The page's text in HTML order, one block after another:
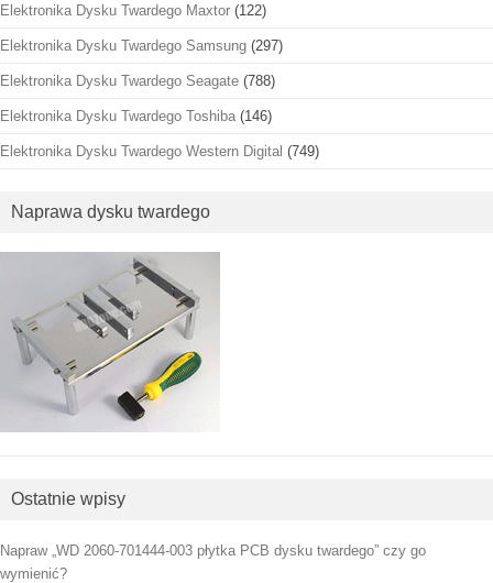
Elektronika Dysku Twardego Maxtor (122)
Elektronika Dysku Twardego Samsung (297)
Elektronika Dysku Twardego Seagate (788)
Elektronika Dysku Twardego Toshiba (146)
Elektronika Dysku Twardego Western Digital (749)
Naprawa dysku twardego
Ostatnie wpisy
Napraw „WD 2060-701444-003 płytka PCB dysku twardego” czy go
wymienić?